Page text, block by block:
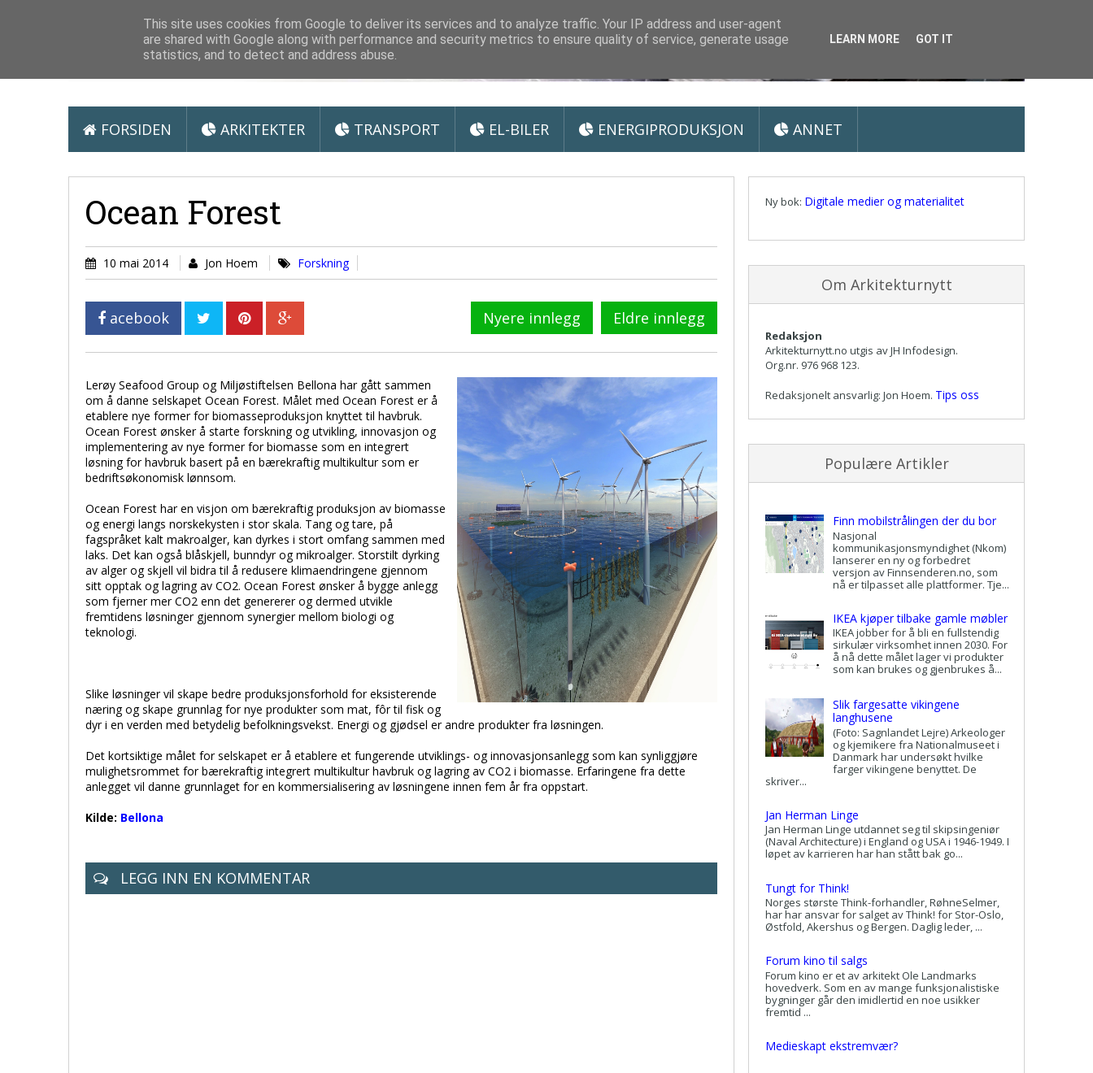
Arkitektur & Miljøteknologi
FORSIDEN ARKITEKTER TRANSPORT EL-BILER ENERGIPRODUKSJON ANNET
Ocean Forest
10 mai 2014 Jon Hoem Forskning
acebook Nyere innlegg Eldre innlegg
Lerøy Seafood Group og Miljøstiftelsen Bellona har gått sammen
om å danne selskapet Ocean Forest. Målet med Ocean Forest er å
etablere nye former for biomasseproduksjon knyttet til havbruk.
Ocean Forest ønsker å starte forskning og utvikling, innovasjon og
implementering av nye former for biomasse som en integrert
løsning for havbruk basert på en bærekraftig multikultur som er
bedriftsøkonomisk lønnsom.
Ocean Forest har en visjon om bærekraftig produksjon av biomasse
og energi langs norskekysten i stor skala. Tang og tare, på
fagspråket kalt makroalger, kan dyrkes i stort omfang sammen med
laks. Det kan også blåskjell, bunndyr og mikroalger. Storstilt dyrking
av alger og skjell vil bidra til å redusere klimaendringene gjennom
sitt opptak og lagring av CO2. Ocean Forest ønsker å bygge anlegg
som fjerner mer CO2 enn det genererer og dermed utvikle
fremtidens løsninger gjennom synergier mellom biologi og
teknologi.
Slike løsninger vil skape bedre produksjonsforhold for eksisterende
næring og skape grunnlag for nye produkter som mat, fôr til fisk og
dyr i en verden med betydelig befolkningsvekst. Energi og gjødsel er andre produkter fra løsningen.
Det kortsiktige målet for selskapet er å etablere et fungerende utviklings- og innovasjonsanlegg som kan synliggjøre
mulighetsrommet for bærekraftig integrert multikultur havbruk og lagring av CO2 i biomasse. Erfaringene fra dette
anlegget vil danne grunnlaget for en kommersialisering av løsningene innen fem år fra oppstart.
Kilde: Bellona
LEGG INN EN KOMMENTAR
Ny bok: Digitale medier og materialitet
Om Arkitekturnytt
Redaksjon
Arkitekturnytt.no utgis av JH Infodesign.
Org.nr. 976 968 123.
Redaksjonelt ansvarlig: Jon Hoem. Tips oss
Populære Artikler
Finn mobilstrålingen der du bor
Nasjonal
kommunikasjonsmyndighet (Nkom)
lanserer en ny og forbedret
versjon av Finnsenderen.no, som
nå er tilpasset alle plattformer. Tje...
IKEA kjøper tilbake gamle møbler
IKEA jobber for å bli en fullstendig
sirkulær virksomhet innen 2030. For
å nå dette målet lager vi produkter
som kan brukes og gjenbrukes å...
Slik fargesatte vikingene
langhusene
(Foto: Sagnlandet Lejre) Arkeologer
og kjemikere fra Nationalmuseet i
Danmark har undersøkt hvilke
farger vikingene benyttet. De
skriver...
Jan Herman Linge
Jan Herman Linge utdannet seg til skipsingeniør
(Naval Architecture) i England og USA i 1946-1949. I
løpet av karrieren har han stått bak go...
Tungt for Think!
Norges største Think-forhandler, RøhneSelmer,
har har ansvar for salget av Think! for Stor-Oslo,
Østfold, Akershus og Bergen. Daglig leder, ...
Forum kino til salgs
Forum kino er et av arkitekt Ole Landmarks
hovedverk. Som en av mange funksjonalistiske
bygninger går den imidlertid en noe usikker
fremtid ...
Medieskapt ekstremvær?
This site uses cookies from Google to deliver its services and to analyze traffic. Your IP address and user-agent
are shared with Google along with performance and security metrics to ensure quality of service, generate usage
statistics, and to detect and address abuse.
LEARN MORE GOT IT